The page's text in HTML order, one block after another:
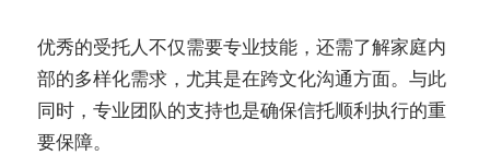
优秀的受托人不仅需要专业技能，还需了解家庭内
部的多样化需求，尤其是在跨文化沟通方面。与此
同时，专业团队的支持也是确保信托顺利执行的重
要保障。